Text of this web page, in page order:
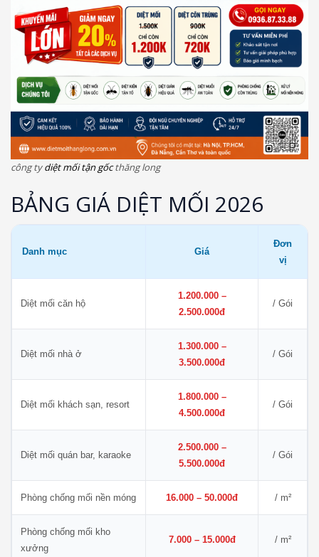
công tydiệt mối tận gốcthăng long
BẢNG GIÁ DIỆT MỐI 2026
Danh mục Giá
Đơn
vị
Diệt mối căn hộ
1.200.000 –
2.500.000đ
/ Gói
Diệt mối nhà ở
1.300.000 –
3.500.000đ
/ Gói
Diệt mối khách sạn, resort
1.800.000 –
4.500.000đ
/ Gói
Diệt mối quán bar, karaoke
2.500.000 –
5.500.000đ
/ Gói
Phòng chống mối nền móng 16.000 – 50.000đ / m²
Phòng chống mối kho
xưởng
7.000 – 15.000đ / m²